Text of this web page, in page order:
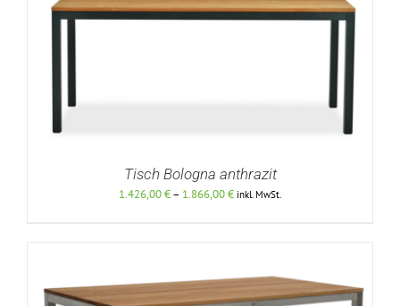
Tisch Bologna anthrazit
1.426,00€– 1.866,00€Preisspanne:
inkl. MwSt.